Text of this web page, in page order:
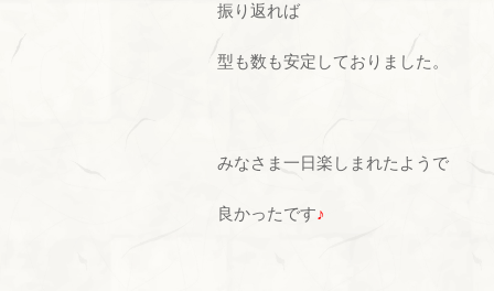
振り返れば
型も数も安定しておりました。
みなさま一日楽しまれたようで
良かったです♪